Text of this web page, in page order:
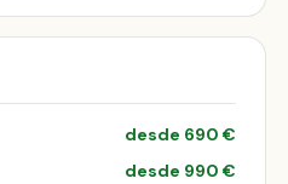
desde 690 €
desde 990 €